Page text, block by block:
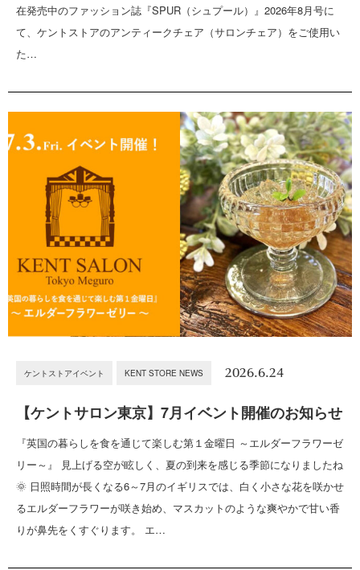
在発売中のファッション誌『SPUR（シュプール）』2026年8月号に
て、ケントストアのアンティークチェア（サロンチェア）をご使用い
た…
ケントストアイベント KENT STORE NEWS 2026.6.24
【ケントサロン東京】7月イベント開催のお知らせ
『英国の暮らしを食を通じて楽しむ第１金曜日 ～エルダーフラワーゼ
リー～』 見上げる空が眩しく、夏の到来を感じる季節になりましたね
🌞 日照時間が長くなる6～7月のイギリスでは、白く小さな花を咲かせ
るエルダーフラワーが咲き始め、マスカットのような爽やかで甘い香
りが鼻先をくすぐります。 エ…